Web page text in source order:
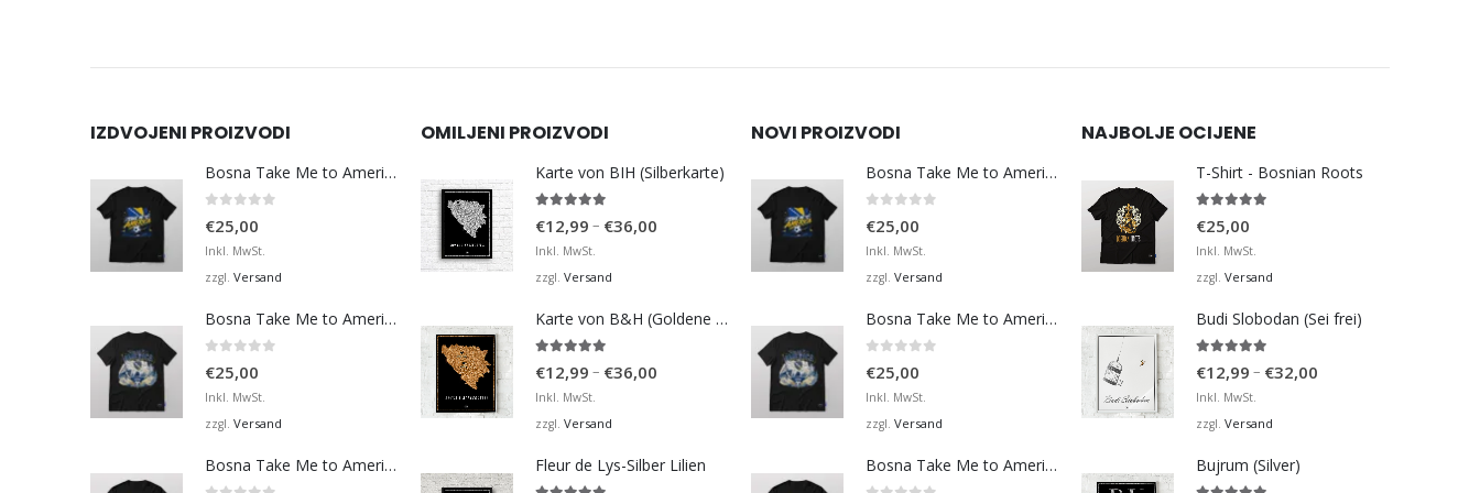
IZDVOJENI PROIZVODI
Bosna Take Me to America Navijačka Majica 3
€25,00
Inkl. MwSt.
zzgl. Versand
Bosna Take Me to America Navijačka Majica 4
€25,00
Inkl. MwSt.
zzgl. Versand
Bosna Take Me to America Navijačka Majica 2
OMILJENI PROIZVODI
Karte von BIH (Silberkarte)
€12,99 – €36,00
Inkl. MwSt.
zzgl. Versand
Karte von B&H (Goldene Karte)
€12,99 – €36,00
Inkl. MwSt.
zzgl. Versand
Fleur de Lys-Silber Lilien
NOVI PROIZVODI
Bosna Take Me to America Navijačka Majica 3
€25,00
Inkl. MwSt.
zzgl. Versand
Bosna Take Me to America Navijačka Majica 4
€25,00
Inkl. MwSt.
zzgl. Versand
Bosna Take Me to America Navijačka Majica 2
NAJBOLJE OCIJENE
T-Shirt - Bosnian Roots
€25,00
Inkl. MwSt.
zzgl. Versand
Budi Slobodan (Sei frei)
€12,99 – €32,00
Inkl. MwSt.
zzgl. Versand
Bujrum (Silver)